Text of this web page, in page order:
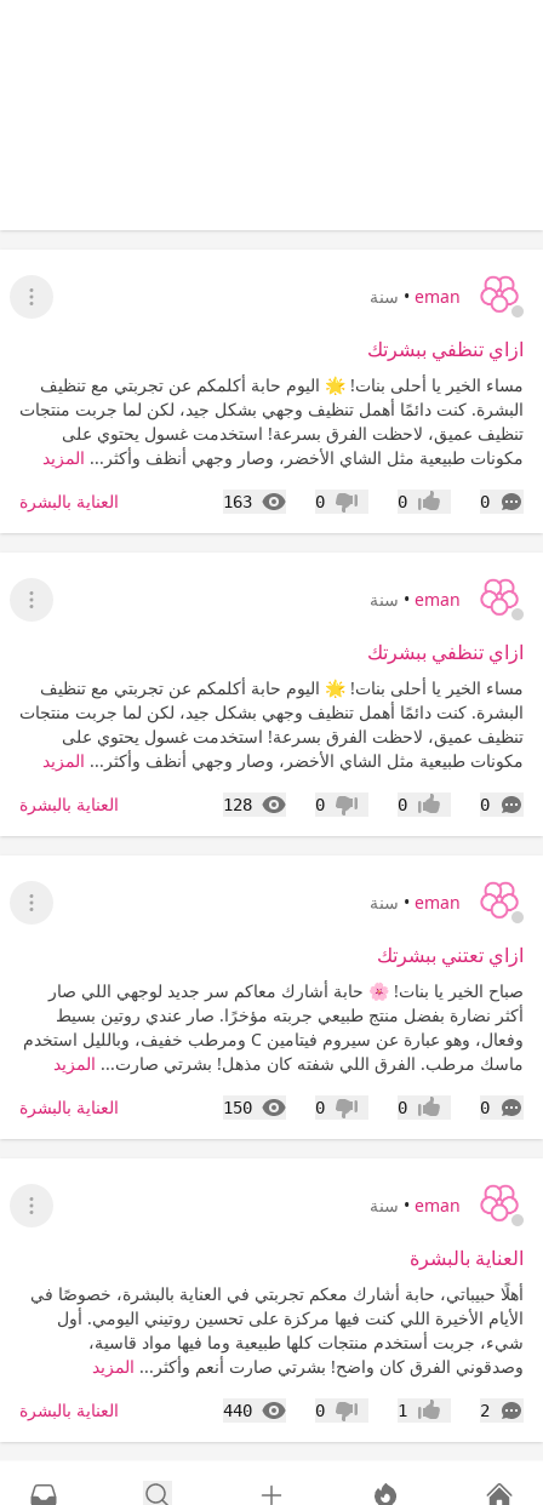
eman
• سنة
عرض
ازاي تنظفي ببشرتك
مساء الخير يا أحلى بنات! 🌟 اليوم حابة أكلمكم عن تجربتي مع تنظيف
البشرة. كنت دائمًا أهمل تنظيف وجهي بشكل جيد، لكن لما جربت منتجات
تنظيف عميق، لاحظت الفرق بسرعة! استخدمت غسول يحتوي على
مكونات طبيعية مثل الشاي الأخضر، وصار وجهي أنظف وأكثر... المزيد
0
التعليقات إعجاب0 عدم إعجاب
0
163
المشاهدات العناية بالبشرة
eman
• سنة
عرض
ازاي تنظفي ببشرتك
مساء الخير يا أحلى بنات! 🌟 اليوم حابة أكلمكم عن تجربتي مع تنظيف
البشرة. كنت دائمًا أهمل تنظيف وجهي بشكل جيد، لكن لما جربت منتجات
تنظيف عميق، لاحظت الفرق بسرعة! استخدمت غسول يحتوي على
مكونات طبيعية مثل الشاي الأخضر، وصار وجهي أنظف وأكثر... المزيد
0
التعليقات إعجاب0 عدم إعجاب
0
128
المشاهدات العناية بالبشرة
eman
• سنة
عرض
ازاي تعتني ببشرتك
صباح الخير يا بنات! 🌸 حابة أشارك معاكم سر جديد لوجهي اللي صار
أكثر نضارة بفضل منتج طبيعي جربته مؤخرًا. صار عندي روتين بسيط
وفعال، وهو عبارة عن سيروم فيتامين C ومرطب خفيف، وبالليل استخدم
ماسك مرطب. الفرق اللي شفته كان مذهل! بشرتي صارت... المزيد
0
التعليقات إعجاب0 عدم إعجاب
0
150
المشاهدات العناية بالبشرة
eman
• سنة
عرض
العناية بالبشرة
أهلًا حبيباتي، حابة أشارك معكم تجربتي في العناية بالبشرة، خصوصًا في
الأيام الأخيرة اللي كنت فيها مركزة على تحسين روتيني اليومي. أول
شيء، جربت أستخدم منتجات كلها طبيعية وما فيها مواد قاسية،
وصدقوني الفرق كان واضح! بشرتي صارت أنعم وأكثر... المزيد
2
التعليقات إعجاب1 عدم إعجاب
0
440
المشاهدات العناية بالبشرة